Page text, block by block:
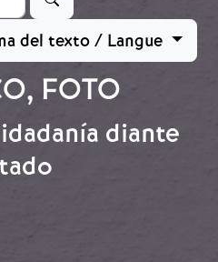
del texto / Langue
FOTO
diante